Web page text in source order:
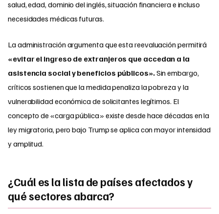
salud, edad, dominio del inglés, situación financiera e incluso
necesidades médicas futuras.
La administración argumenta que esta reevaluación permitirá
«evitar el ingreso de extranjeros que accedan a la
asistencia social y beneficios públicos».Sin embargo,
críticos sostienen que la medida penaliza la pobreza y la
vulnerabilidad económica de solicitantes legítimos. El
concepto de «carga pública» existe desde hace décadas en la
ley migratoria, pero bajo Trump se aplica con mayor intensidad
y amplitud.
¿Cuál es la lista de países afectados y
qué sectores abarca?